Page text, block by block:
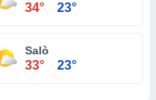
34° 23°
Salò
33° 23°